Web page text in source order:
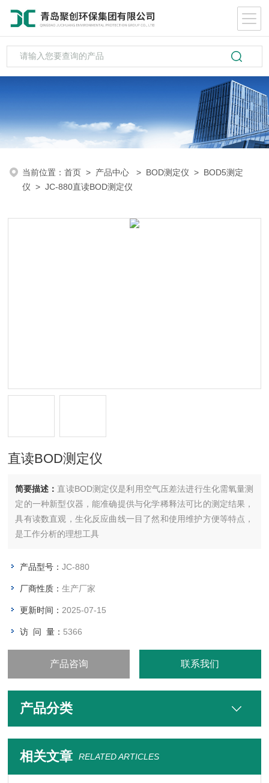
当前位置：首页 > 产品中心 > BOD测定仪 > BOD5测定
仪 > JC-880直读BOD测定仪
直读BOD测定仪
简要描述： 直读BOD测定仪是利用空气压差法进行生化需氧量测
定的一种新型仪器，能准确提供与化学稀释法可比的测定结果，
具有读数直观，生化反应曲线一目了然和使用维护方便等特点，
是工作分析的理想工具
产品型号：JC-880
厂商性质：生产厂家
更新时间： 2025-07-15
访 问 量： 5366
产品咨询 联系我们
产品分类
相关文章 RELATED ARTICLES